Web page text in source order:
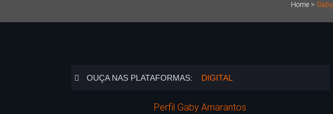
Home>
OUÇA NAS PLATAFORMAS: DIGITAL
Perfil Gaby Amarantos